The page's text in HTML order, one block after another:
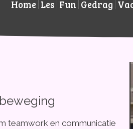
Home Les Fun Gedrag
teamwork en communicatie